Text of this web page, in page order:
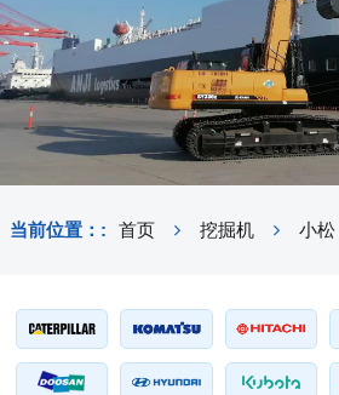
当前位置：: 首页 挖掘机 小松